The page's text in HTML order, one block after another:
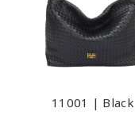
11001 | Black